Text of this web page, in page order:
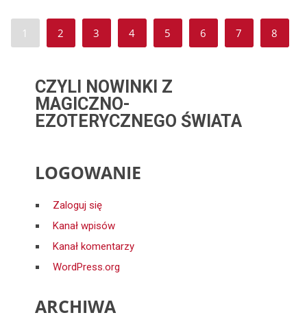
1 2 3 4 5 6 7 8
CZYLI NOWINKI Z
MAGICZNO-
EZOTERYCZNEGO ŚWIATA
LOGOWANIE
Zaloguj się
Kanał wpisów
Kanał komentarzy
WordPress.org
ARCHIWA